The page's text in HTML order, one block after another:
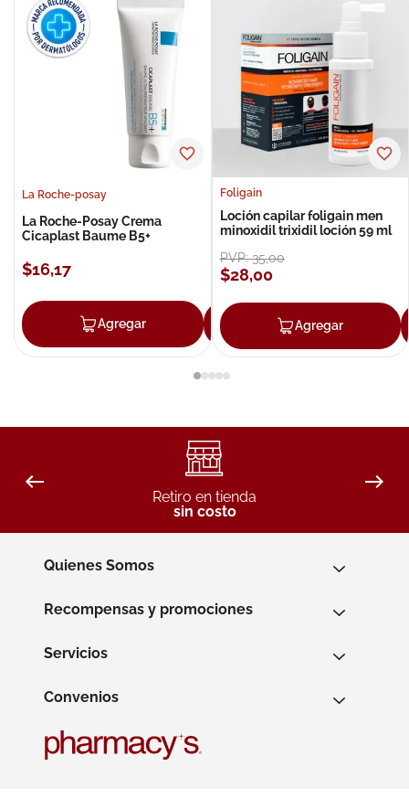
La Roche-posay
La Roche-Posay Crema
Cicaplast Baume B5+
$16,17
Agregar Agregar
Foligain
Loción capilar foligain men
minoxidil trixidil loción 59 ml
PVP:35,00
$28,00
Agregar
Retiro en tienda
sin costo
Quienes Somos
Recompensas y promociones
Servicios
Convenios